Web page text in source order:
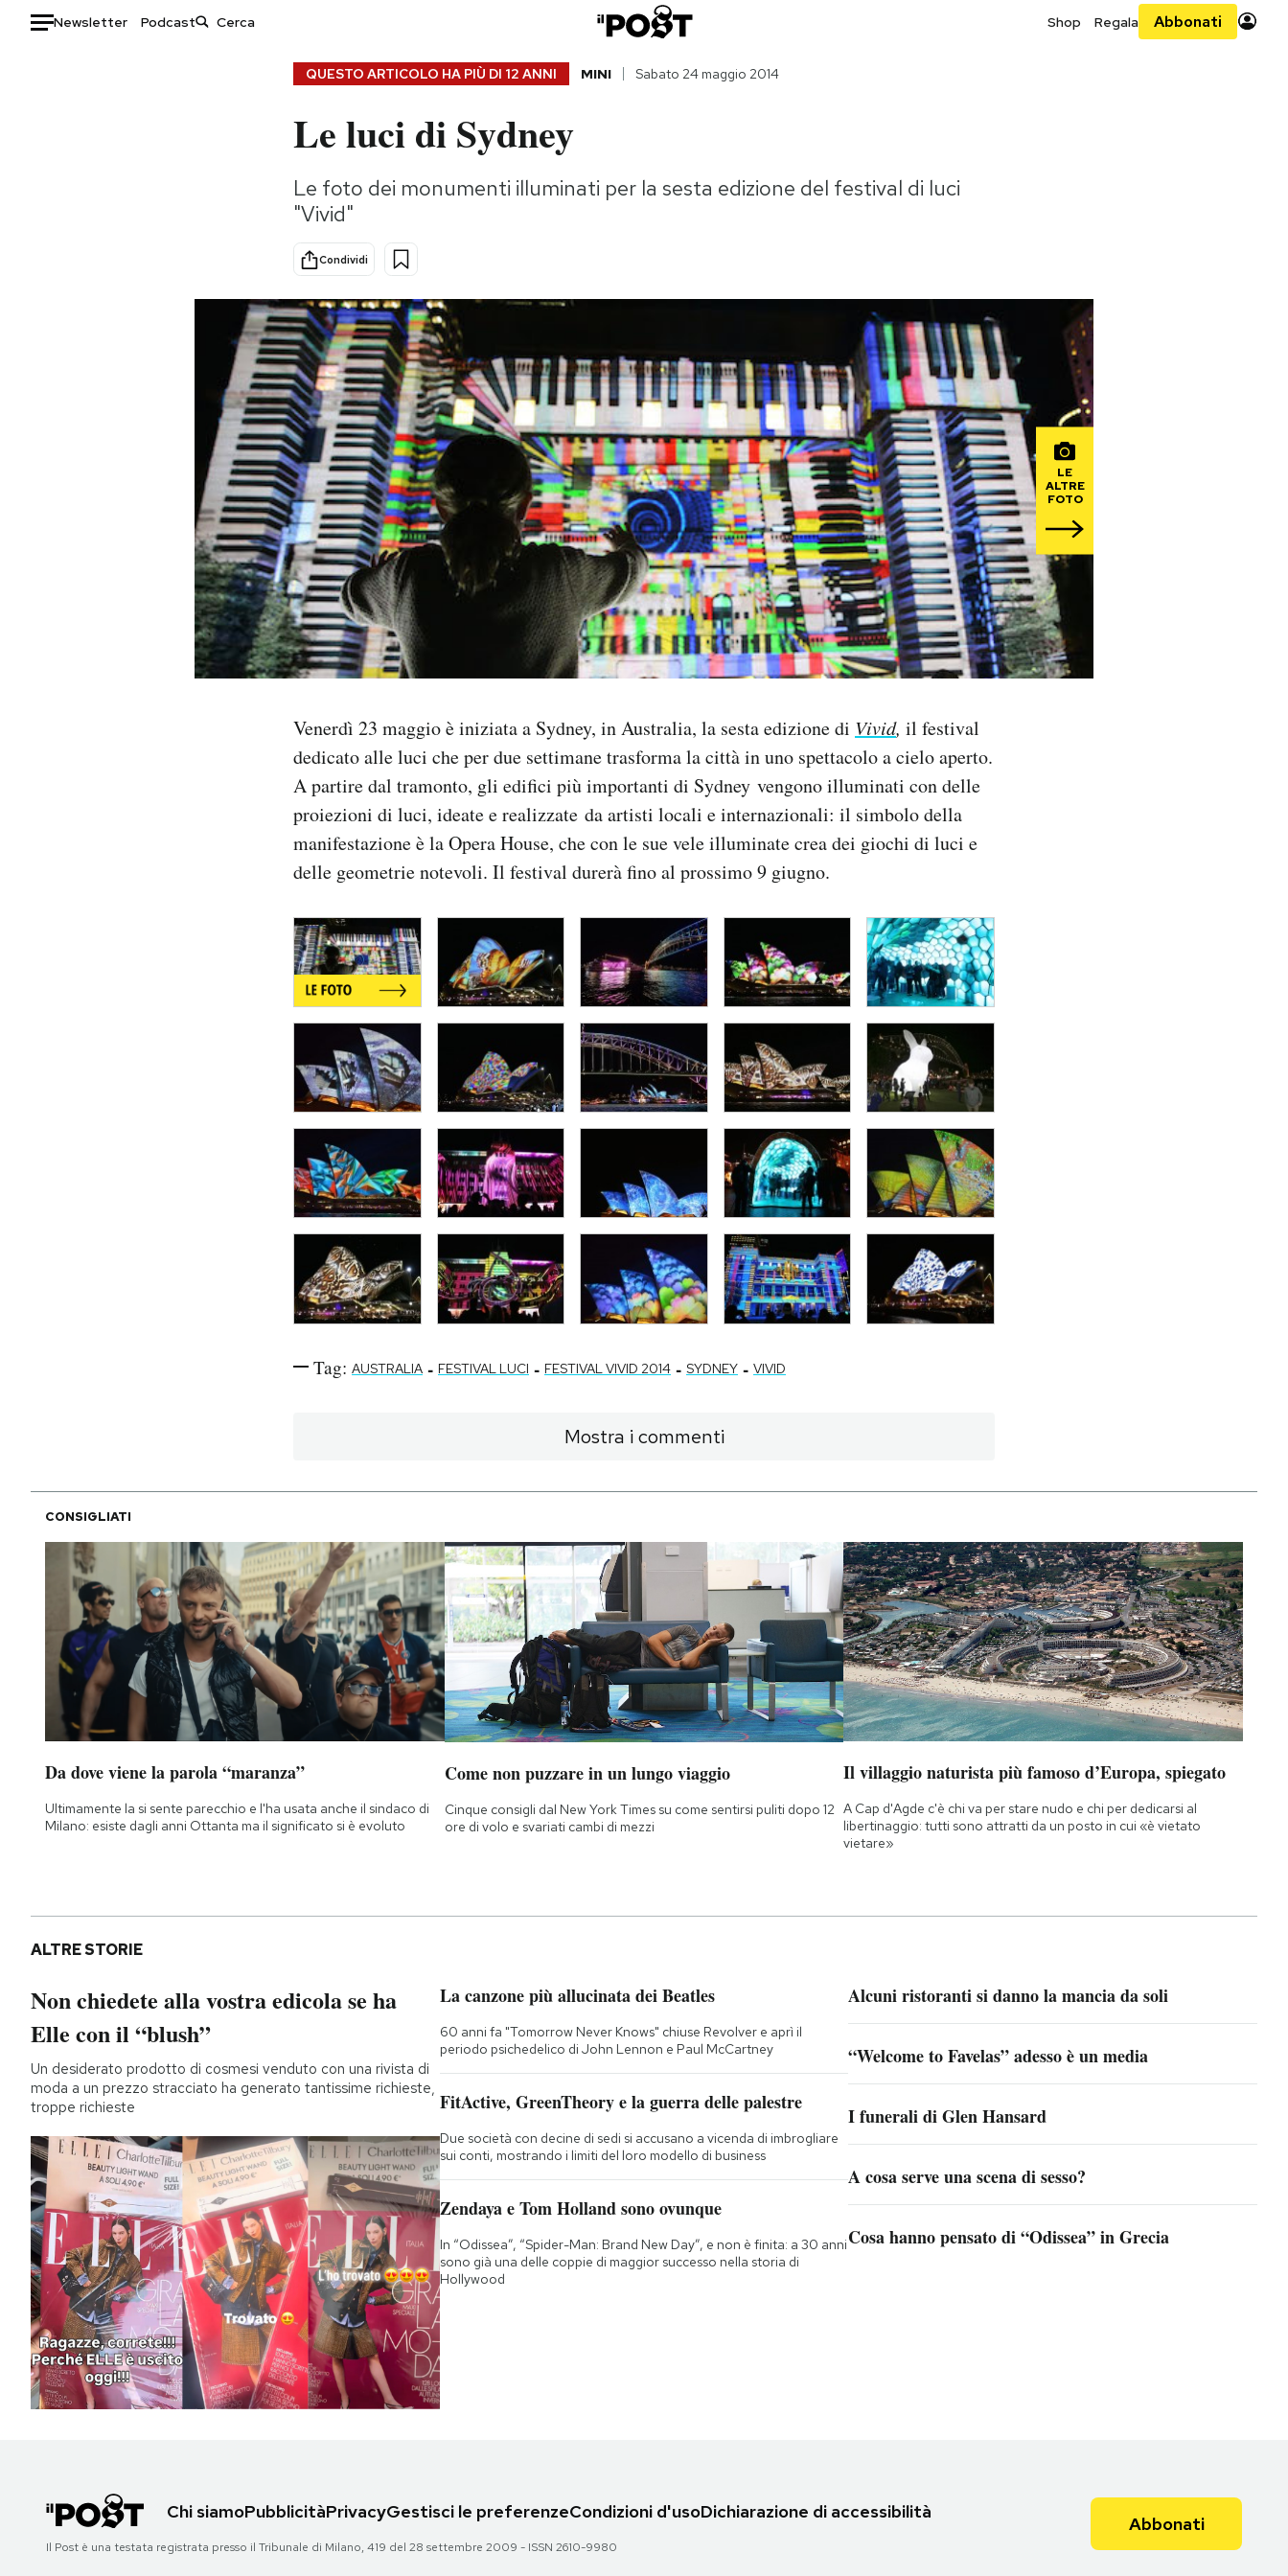
Newsletter Podcast Shop Regala Abbonati
Consumismi
Storie/Idee
Ok Boomer!
Media
Europa
Altrecose
Mondiali calcio 2026
QUESTO ARTICOLO HA PIÙ DI 12 ANNI MINI Sabato 24 maggio 2014
Le luci di Sydney
Le foto dei monumenti illuminati per la sesta edizione del festival di luci
"Vivid"
Condividi
LE
ALTRE
FOTO
Venerdì 23 maggio è iniziata a Sydney, in Australia, la sesta edizione di Vivid, il festival
dedicato alle luci che per due settimane trasforma la città in uno spettacolo a cielo aperto.
A partire dal tramonto, gli edifici più importanti di Sydney vengono illuminati con delle
proiezioni di luci, ideate e realizzate da artisti locali e internazionali: il simbolo della
manifestazione è la Opera House, che con le sue vele illuminate crea dei giochi di luci e
delle geometrie notevoli. Il festival durerà fino al prossimo 9 giugno.
Tag: AUSTRALIA - FESTIVAL LUCI - FESTIVAL VIVID 2014 - SYDNEY - VIVID
Mostra i commenti
CONSIGLIATI
Da dove viene la parola “maranza”
Ultimamente la si sente parecchio e l'ha usata anche il sindaco di
Milano: esiste dagli anni Ottanta ma il significato si è evoluto
Come non puzzare in un lungo viaggio
Cinque consigli dal New York Times su come sentirsi puliti dopo 12
ore di volo e svariati cambi di mezzi
Il villaggio naturista più famoso d’Europa, spiegato
A Cap d'Agde c'è chi va per stare nudo e chi per dedicarsi al
libertinaggio: tutti sono attratti da un posto in cui «è vietato
vietare»
ALTRE STORIE
Non chiedete alla vostra edicola se ha
Elle con il “blush”
Un desiderato prodotto di cosmesi venduto con una rivista di
moda a un prezzo stracciato ha generato tantissime richieste,
troppe richieste
La canzone più allucinata dei Beatles
60 anni fa "Tomorrow Never Knows" chiuse Revolver e aprì il
periodo psichedelico di John Lennon e Paul McCartney
FitActive, GreenTheory e la guerra delle palestre
Due società con decine di sedi si accusano a vicenda di imbrogliare
sui conti, mostrando i limiti del loro modello di business
Zendaya e Tom Holland sono ovunque
In “Odissea”, “Spider-Man: Brand New Day”, e non è finita: a 30 anni
sono già una delle coppie di maggior successo nella storia di
Hollywood
Alcuni ristoranti si danno la mancia da soli
“Welcome to Favelas” adesso è un media
I funerali di Glen Hansard
A cosa serve una scena di sesso?
Cosa hanno pensato di “Odissea” in Grecia
Chi siamoPubblicitàPrivacyGestisci le preferenzeCondizioni d'usoDichiarazione di accessibilità
Il Post è una testata registrata presso il Tribunale di Milano, 419 del 28 settembre 2009 - ISSN 2610-9980
Abbonati